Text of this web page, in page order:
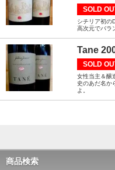
SOLD
シチリア初の
高次元でバラ
Tane
SOLD
女性当主＆醸
史のあだ名か
よ。
商品検索